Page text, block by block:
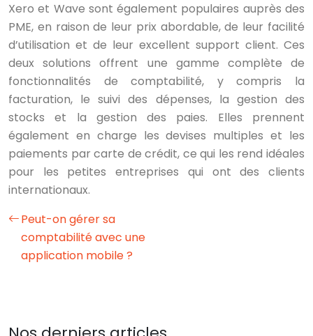
Xero et Wave sont également populaires auprès des
PME, en raison de leur prix abordable, de leur facilité
d’utilisation et de leur excellent support client. Ces
deux solutions offrent une gamme complète de
fonctionnalités de comptabilité, y compris la
facturation, le suivi des dépenses, la gestion des
stocks et la gestion des paies. Elles prennent
également en charge les devises multiples et les
paiements par carte de crédit, ce qui les rend idéales
pour les petites entreprises qui ont des clients
internationaux.
Peut-on gérer sa
comptabilité avec une
application mobile ?